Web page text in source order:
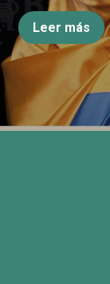
Leer más